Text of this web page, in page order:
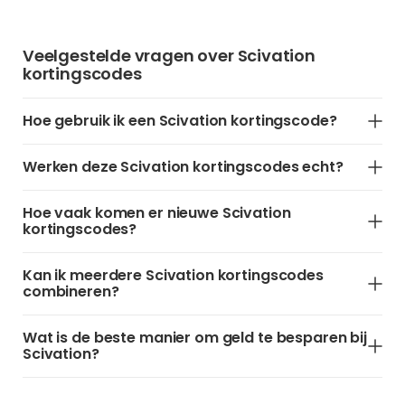
Veelgestelde vragen over Scivation
kortingscodes
Hoe gebruik ik een Scivation kortingscode?
Werken deze Scivation kortingscodes echt?
Hoe vaak komen er nieuwe Scivation
kortingscodes?
Kan ik meerdere Scivation kortingscodes
combineren?
Wat is de beste manier om geld te besparen bij
Scivation?